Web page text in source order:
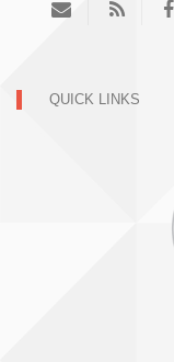
QUICK LINKS